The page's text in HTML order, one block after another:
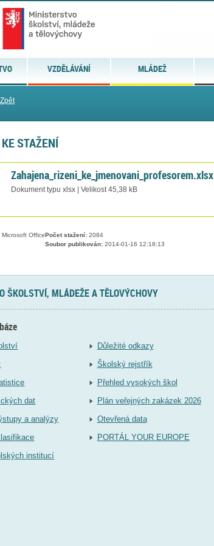
VZDĚLÁVÁNÍ MLÁDEŽ
Zpět
STAŽENÍ
Zahajena_rizeni_ke_jmenovani_profesorem.xlsx
Dokument typu xlsx | Velikost 45,38 kB
Microsoft Office Počet stažení: 2084
Soubor publikován: 2014-01-16 12:18:13
ŠKOLSTVÍ, MLÁDEŽE A TĚLOVÝCHOVY
dat
a analýzy
institucí
Důležité odkazy
Školský rejstřík
Přehled vysokých škol
Plán veřejných zakázek 2026
Otevřená data
PORTÁL YOUR EUROPE